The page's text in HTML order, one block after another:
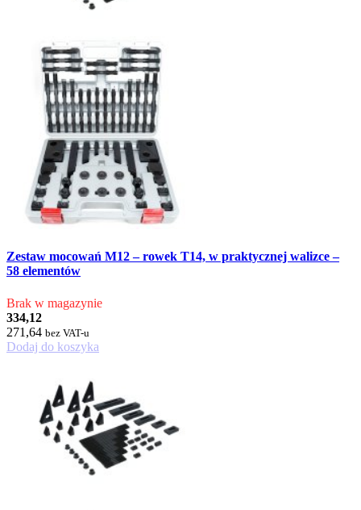
Zestaw mocowań M12 – rowek T14, w praktycznej walizce –
58 elementów
Brak w magazynie
334,12
271,64 bez VAT-u
Dodaj do koszyka